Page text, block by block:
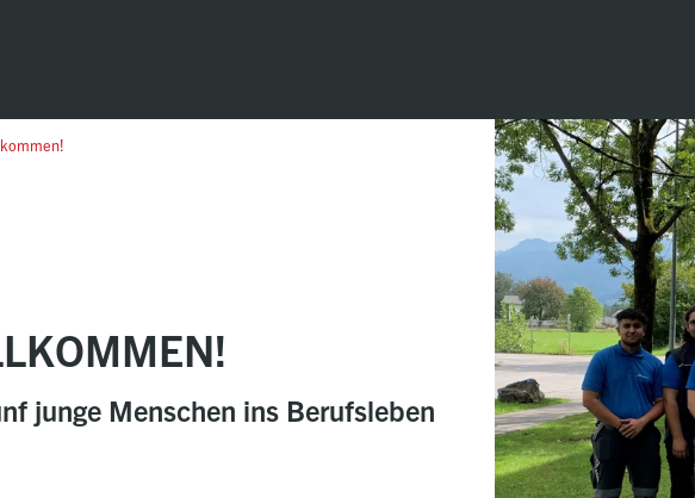
junge Menschen ins Berufsleben